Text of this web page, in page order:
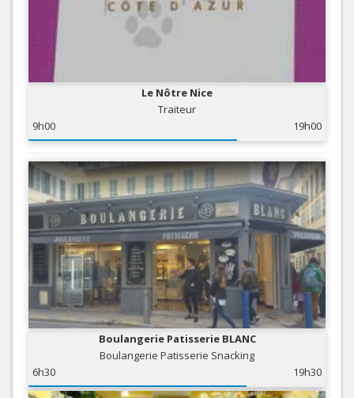
Le Nôtre Nice
Traiteur
9h00
19h00
Boulangerie Patisserie BLANC
Boulangerie Patisserie Snacking
6h30
19h30